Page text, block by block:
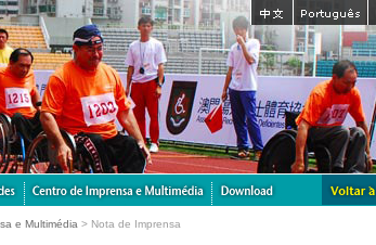
e Multimédia > Nota de Imprensa